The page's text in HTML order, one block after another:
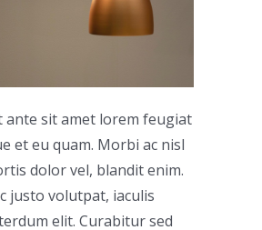
ante sit amet lorem feugiat
et eu quam. Morbi ac nisl
dolor vel, blandit enim.
justo volutpat, iaculis
elit. Curabitur sed